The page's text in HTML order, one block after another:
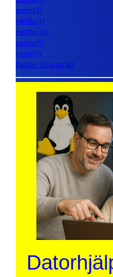
ipcrm(1)
mkfifo(1)
mkfifo(1p)
uconv(1)
iconv(1)
Debian Source list